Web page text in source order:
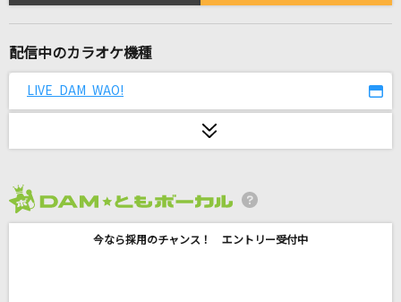
[生音]To Love You More [トゥ・ラヴ・ユー・
ワールドイズマイン
めにしゅき ラッシュっしゅ！
カレンチャン(CV.篠原侑)・スティルインラブ(CV.宮下早紀)・フサイチパ
配信中のカラオケ機種
LIVE DAM WAO!
今なら採用のチャンス！ エントリー受付中